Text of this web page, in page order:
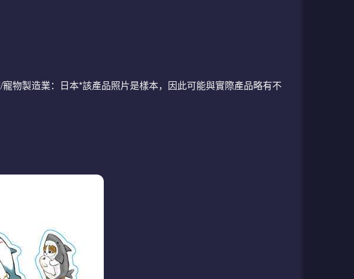
物製造業：日本*該產品照片是樣本，因此可能與實際產品略有不